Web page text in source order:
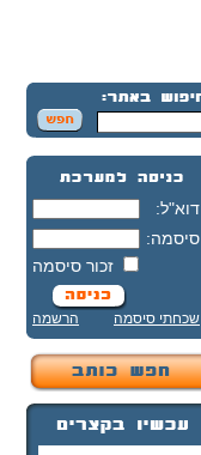
דוא"ל:
סיסמה:
זכור סיסמה
שכחתי סיסמה הרשמה